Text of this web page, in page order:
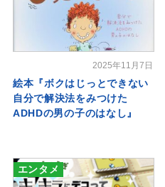
2025年11月7日
絵本『ボクはじっとできない
自分で解決法をみつけた
ADHDの男の子のはなし』
エンタメ